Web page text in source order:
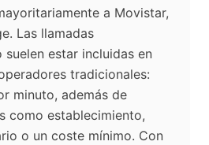
a Movistar,
Las llamadas
suelen estar incluidas en
tradicionales:
minuto, además de
como establecimiento,
o un coste mínimo. Con